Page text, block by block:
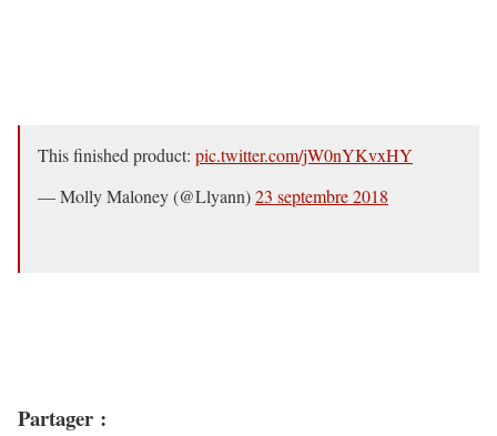
This finished product: pic.twitter.com/jW0nYKvxHY
— Molly Maloney (@Llyann)23 septembre 2018
Partager :